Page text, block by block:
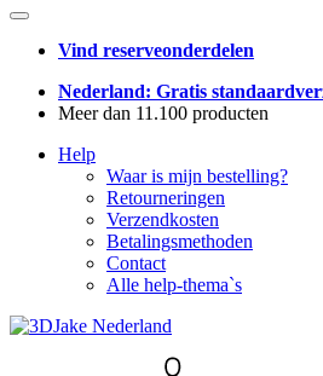
Vind reserveonderdelen
Nederland: Gratis
Meer dan 11.100 producten
Help
Waar is mijn bestelling?
Retourneringen
Verzendkosten
Betalingsmethoden
Contact
Alle help-thema`s